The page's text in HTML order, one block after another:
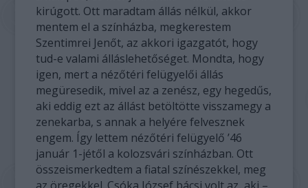
kirúgott. Ott maradtam állás nélkül, akkor
mentem el a színházba, megkerestem
Szentimrei Jenőt, az akkori igazgatót, hogy
tud-e valami álláslehetőséget. Mondta, hogy
igen, mert a nézőtéri felügyelői állás
megüresedik, mivel az a zenész, egy hegedűs,
aki eddig ezt az állást betöltötte visszamegy a
zenekarba, s annak a helyére felvesznek
engem. Így lettem nézőtéri felügyelő ’46
január 1-jétől a kolozsvári színházban. Ott
összeismerkedtem a fiatal színészekkel, meg